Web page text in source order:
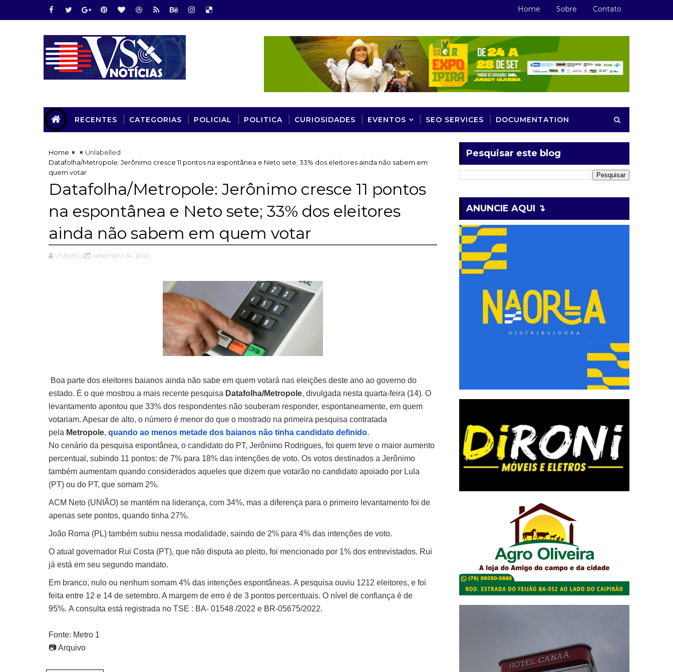
Home Sobre Contato
RECENTES CATEGORIAS POLICIAL POLITICA CURIOSIDADES EVENTOS SEO SERVICES DOCUMENTATION
Home
Unlabelled
Datafolha/Metropole: Jerônimo cresce 11 pontos na espontânea e Neto sete; 33% dos eleitores ainda não sabem em
quem votar
Datafolha/Metropole: Jerônimo cresce 11 pontos
na espontânea e Neto sete; 33% dos eleitores
ainda não sabem em quem votar
VSNotícias setembro 14, 2022
Boa parte dos eleitores baianos ainda não sabe em quem votará nas eleições deste ano ao governo do
estado. É o que mostrou a mais recente pesquisa Datafolha/Metropole, divulgada nesta quarta-feira (14). O
levantamento apontou que 33% dos respondentes não souberam responder, espontaneamente, em quem
votariam. Apesar de alto, o número é menor do que o mostrado na primeira pesquisa contratada
pela Metropole, quando ao menos metade dos baianos não tinha candidato definido.
No cenário da pesquisa espontânea, o candidato do PT, Jerônimo Rodrigues, foi quem teve o maior aumento
percentual, subindo 11 pontos: de 7% para 18% das intenções de voto. Os votos destinados a Jerônimo
também aumentam quando considerados aqueles que dizem que votarão no candidato apoiado por Lula
(PT) ou do PT, que somam 2%.
ACM Neto (UNIÃO) se mantém na liderança, com 34%, mas a diferença para o primeiro levantamento foi de
apenas sete pontos, quando tinha 27%.
João Roma (PL) também subiu nessa modalidade, saindo de 2% para 4% das intenções de voto.
O atual governador Rui Costa (PT), que não disputa ao pleito, foi mencionado por 1% dos entrevistados. Rui
já está em seu segundo mandato.
Em branco, nulo ou nenhum somam 4% das intenções espontâneas. A pesquisa ouviu 1212 eleitores, e foi
feita entre 12 e 14 de setembro. A margem de erro é de 3 pontos percentuais. O nível de confiança é de
95%. A consulta está registrada no TSE : BA- 01548 /2022 e BR-05675/2022.
Fonte: Metro 1
📷 Arquivo
Pesquisar este blog
ANUNCIE AQUI ↴